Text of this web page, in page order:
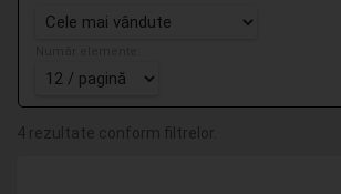
4 rezultate conform filtrelor.